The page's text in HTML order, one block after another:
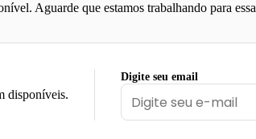
Aguarde que estamos trabalhando para essa
disponíveis.
Digite seu email